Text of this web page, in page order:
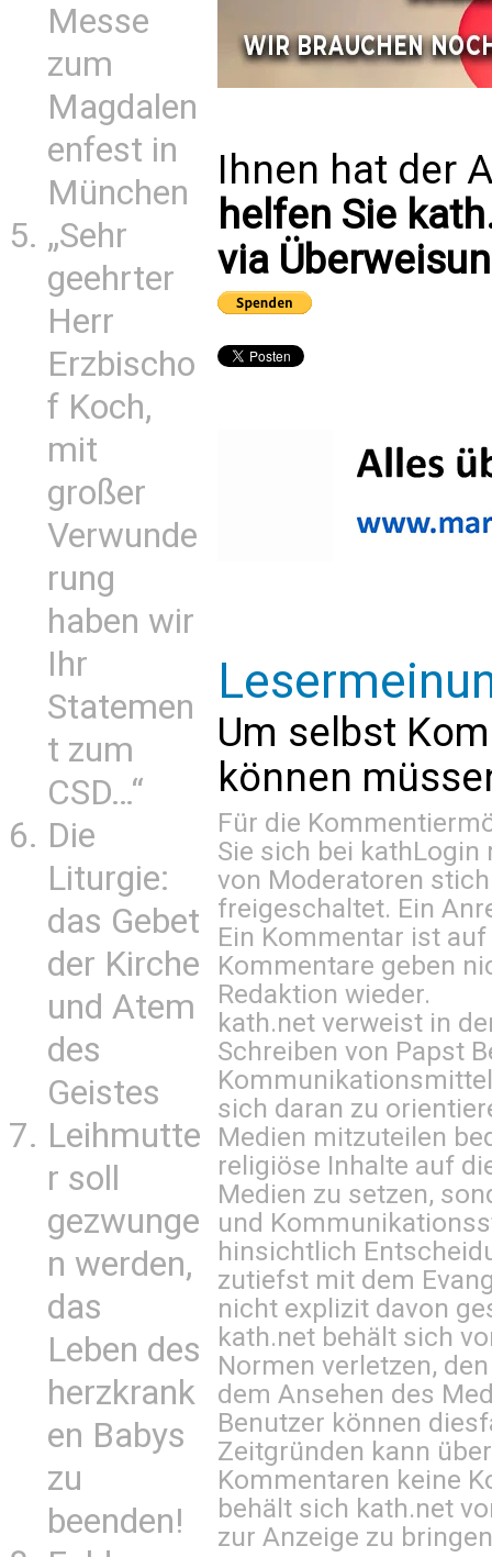
Messe
zum
Magdalen
enfest in
München
„Sehr
geehrter
Herr
Erzbischo
f Koch,
mit
großer
Verwunde
rung
haben wir
Ihr
Statemen
t zum
CSD…“
Die
Liturgie:
das Gebet
der Kirche
und Atem
des
Geistes
Leihmutte
r soll
gezwunge
n werden,
das
Leben des
herzkrank
en Babys
zu
beenden!
Ihnen hat der
helfen Sie
via
Um selbst
können
Für die
Sie sich bei kathLogin
von Moderatoren
freigeschaltet. Ein
Ein Kommentar ist
Kommentare geben
Redaktion wieder.
kath.net verweist in
Schreiben von Papst
sich daran zu
Medien mitzuteilen
religiöse Inhalte auf
Medien zu setzen,
und
hinsichtlich
zutiefst mit dem
nicht explizit davon
kath.net behält sich
Normen verletzen,
dem Ansehen des
Benutzer können
Zeitgründen kann
Kommentaren keine
behält sich kath.net
zur Anzeige zu